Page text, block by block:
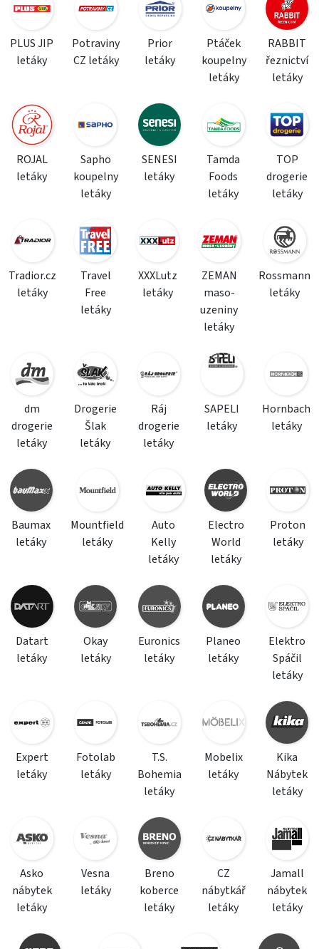
PLUS JIP
letáky
Potraviny
CZ letáky
Prior
letáky
Ptáček
koupelny
letáky
RABBIT
řeznictví
letáky
ROJAL
letáky
Sapho
koupelny
letáky
SENESI
letáky
Tamda
Foods
letáky
TOP
drogerie
letáky
Tradior.cz
letáky
Travel
Free
letáky
XXXLutz
letáky
ZEMAN
maso-
uzeniny
letáky
Rossmann
letáky
dm
drogerie
letáky
Drogerie
Šlak
letáky
Ráj
drogerie
letáky
SAPELI
letáky
Hornbach
letáky
Baumax
letáky
Mountfield
letáky
Auto
Kelly
letáky
Electro
World
letáky
Proton
letáky
Datart
letáky
Okay
letáky
Euronics
letáky
Planeo
letáky
Elektro
Spáčil
letáky
Expert
letáky
Fotolab
letáky
T.S.
Bohemia
letáky
Mobelix
letáky
Kika
Nábytek
letáky
Asko
nábytek
letáky
Vesna
letáky
Breno
koberce
letáky
CZ
nábytkář
letáky
Jamall
nábytek
letáky